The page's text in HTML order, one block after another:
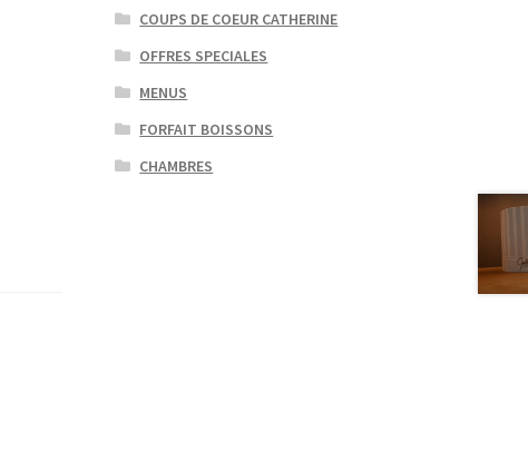
COUPS DE COEUR CATHERINE
OFFRES SPECIALES
MENUS
FORFAIT BOISSONS
CHAMBRES